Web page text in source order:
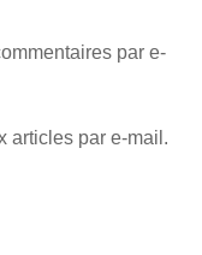
par e-
articles par e-mail.